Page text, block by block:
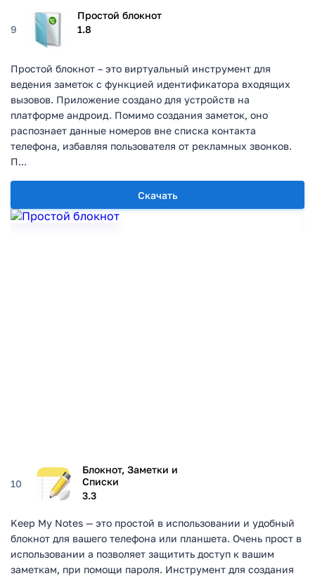
9
Простой блокнот
1.8
Скачать
Простой блокнот – это виртуальный инструмент для
ведения заметок с функцией идентификатора входящих
вызовов. Приложение создано для устройств на
платформе андроид. Помимо создания заметок, оно
распознает данные номеров вне списка контакта
телефона, избавляя пользователя от рекламных звонков.
П...
10
Блокнот, Заметки и
Списки
3.3
Keep My Notes — это простой в использовании и удобный
блокнот для вашего телефона или планшета. Очень прост в
использовании а позволяет защитить доступ к вашим
заметкам, при помощи пароля. Инструмент для создания